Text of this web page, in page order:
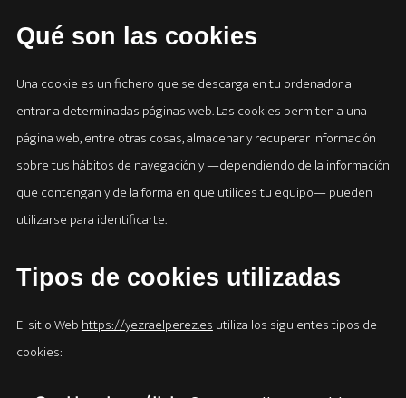
Qué son las cookies
Una cookie es un fichero que se descarga en tu ordenador al
entrar a determinadas páginas web. Las cookies permiten a una
página web, entre otras cosas, almacenar y recuperar información
sobre tus hábitos de navegación y —dependiendo de la información
que contengan y de la forma en que utilices tu equipo— pueden
utilizarse para identificarte.
Tipos de cookies utilizadas
El sitio Webhttps://yezraelperez.esutiliza los siguientes tipos de
cookies: